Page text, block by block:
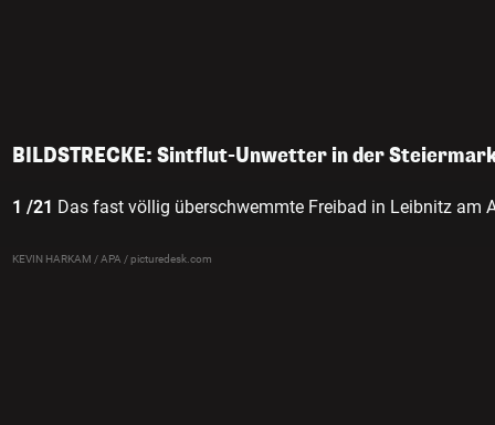
BILDSTRECKE: Sintflut-Unwetter in der
1 /21 Das fast völlig überschwemmte Freibad in Leibnitz am
KEVIN HARKAM / APA / picturedesk.com